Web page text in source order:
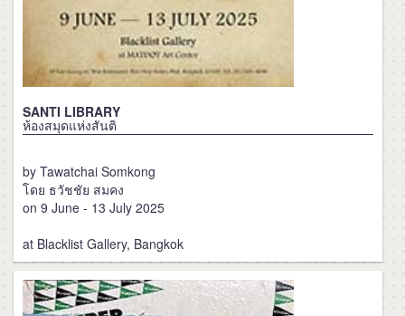
SANTI LIBRARY
ห้องสมุดแห่งสันติ
by Tawatchai Somkong
โดย ธวัชชัย สมคง
on 9 June - 13 July 2025
at Blacklist Gallery, Bangkok